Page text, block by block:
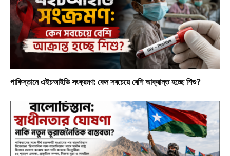
পাকিস্তানে এইচআইভি সংক্রমণ: কেন সবচেয়ে বেশি আক্রান্ত হচ্ছে শিশু?